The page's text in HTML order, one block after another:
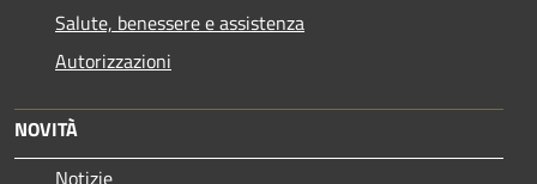
Salute, benessere e assistenza
Autorizzazioni
NOVITÀ
Notizie